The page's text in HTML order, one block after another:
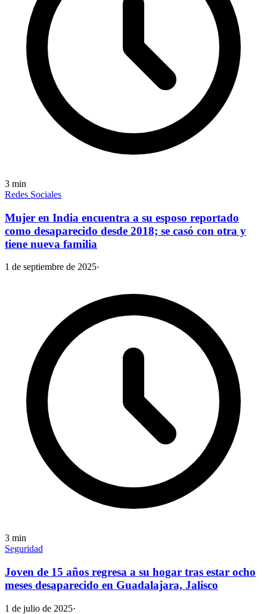
3 min
Redes Sociales
Mujer en India encuentra a su esposo reportado
como desaparecido desde 2018; se casó con otra y
tiene nueva familia
1 de septiembre de 2025·
3 min
Seguridad
Joven de 15 años regresa a su hogar tras estar ocho
meses desaparecido en Guadalajara, Jalisco
1 de julio de 2025·